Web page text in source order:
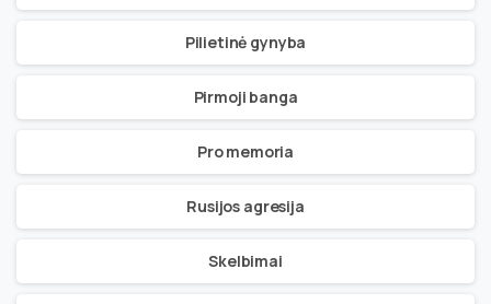
Pilietinė gynyba
Pirmoji banga
Pro memoria
Rusijos agresija
Skelbimai